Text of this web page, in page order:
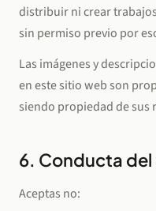
distribuir ni crear
sin permiso previo por
Las imágenes y
en este sitio web son
siendo propiedad de sus
6. Conducta del
Aceptas no: